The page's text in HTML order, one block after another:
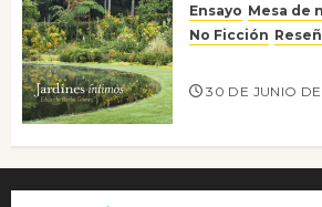
Ensayo Mesa de
No Ficción
30 DE JUNIO